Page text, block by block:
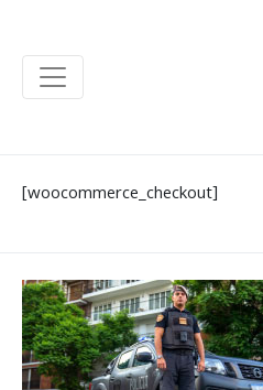
[woocommerce_checkout]